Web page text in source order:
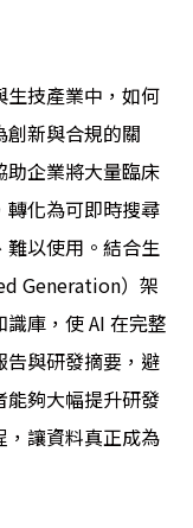
生技產業中，如何
新與合規的關
企業將大量臨床
轉化為可即時搜尋
難以使用。結合生
Generation）架
庫，使 AI 在完整
告與研發摘要，避
能夠大幅提升研發
，讓資料真正成為